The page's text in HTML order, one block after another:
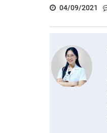
04/09/2021